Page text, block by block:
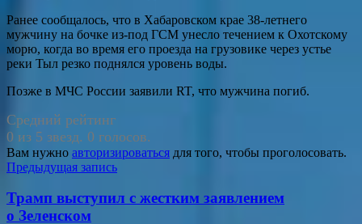
Ранее сообщалось, что в Хабаровском крае 38-летнего
мужчину на бочке из-под ГСМ унесло течением к Охотскому
морю, когда во время его проезда на грузовике через устье
реки Тыл резко поднялся уровень воды.
Позже в МЧС России заявили RT, что мужчина погиб.
Средний рейтинг
0 из 5 звезд. 0 голосов.
Вам нужно авторизироваться для того, чтобы проголосовать.
Навигация
по
записям
Предыдущая запись
Трамп выступил с жестким заявлением
о Зеленском